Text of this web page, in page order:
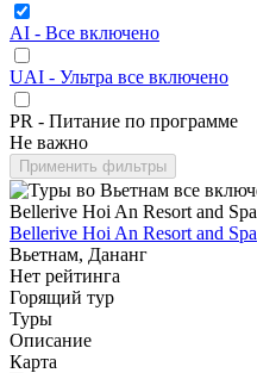
AI - Все включено
UAI - Ультра все включено
PR - Питание по программе
Не важно
Применить фильтры
Bellerive Hoi An Resort and Spa
Вьетнам, Дананг
Нет рейтинга
Горящий тур
Туры
Описание
Карта